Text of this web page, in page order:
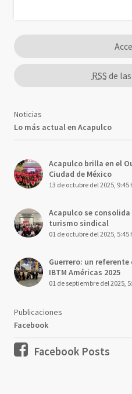
RSS de
Noticias
Lo más actual en Acapulco
Acapulco brilla en el
Ciudad de México
13 de octubre del 2025, 9:45
Acapulco se
turismo sindical
01 de octubre del 2025, 5:45
Guerrero: un
IBTM Américas 2025
01 de septiembre del 2025,
Publicaciones
Facebook
Facebook Posts